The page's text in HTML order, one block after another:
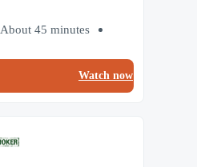
About 45 minutes
Watch now